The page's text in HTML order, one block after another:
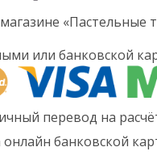
или банковской
перевод на
банковской